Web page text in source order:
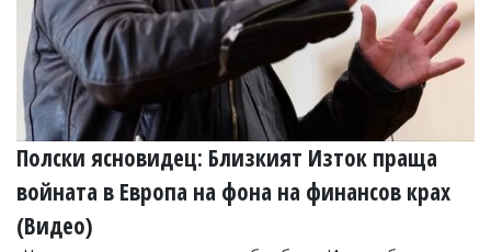
Полски ясновидец: Близкият Изток праща
войната в Европа на фона на финансов крах
(Видео)